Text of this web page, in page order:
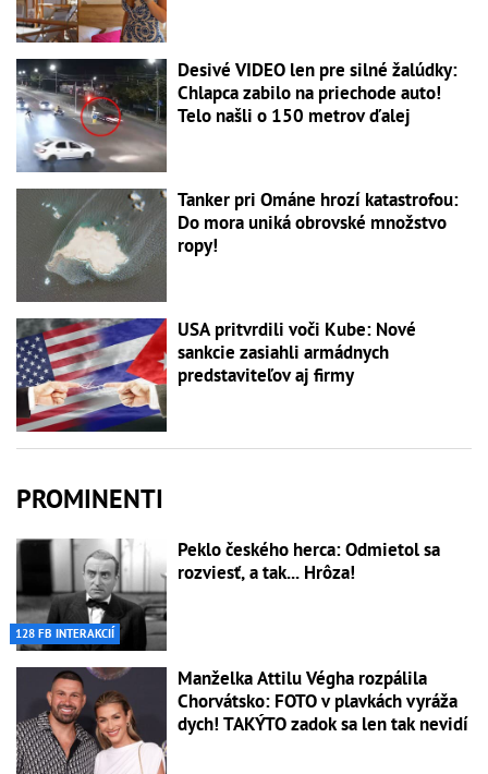
Desivé VIDEO len pre silné žalúdky:
Chlapca zabilo na priechode auto!
Telo našli o 150 metrov ďalej
Tanker pri Ománe hrozí katastrofou:
Do mora uniká obrovské množstvo
ropy!
USA pritvrdili voči Kube: Nové
sankcie zasiahli armádnych
predstaviteľov aj firmy
PROMINENTI
128 FB INTERAKCIÍ
Peklo českého herca: Odmietol sa
rozviesť, a tak... Hrôza!
Manželka Attilu Végha rozpálila
Chorvátsko: FOTO v plavkách vyráža
dych! TAKÝTO zadok sa len tak nevidí